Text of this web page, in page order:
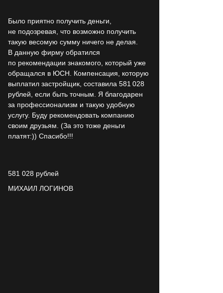
Было приятно получить деньги,
не подозревая, что возможно получить
такую весомую сумму ничего не делая.
В данную фирму обратился
по рекомендации знакомого, который уже
обращался в ЮСН. Компенсация, которую
выплатил застройщик, составила 581 028
рублей, если быть точным. Я благодарен
за профессионализм и такую удобную
услугу. Буду рекомендовать компанию
своим друзьям. (За это тоже деньги
платят:)) Спасибо!!!
581 028 рублей
МИХАИЛ ЛОГИНОВ